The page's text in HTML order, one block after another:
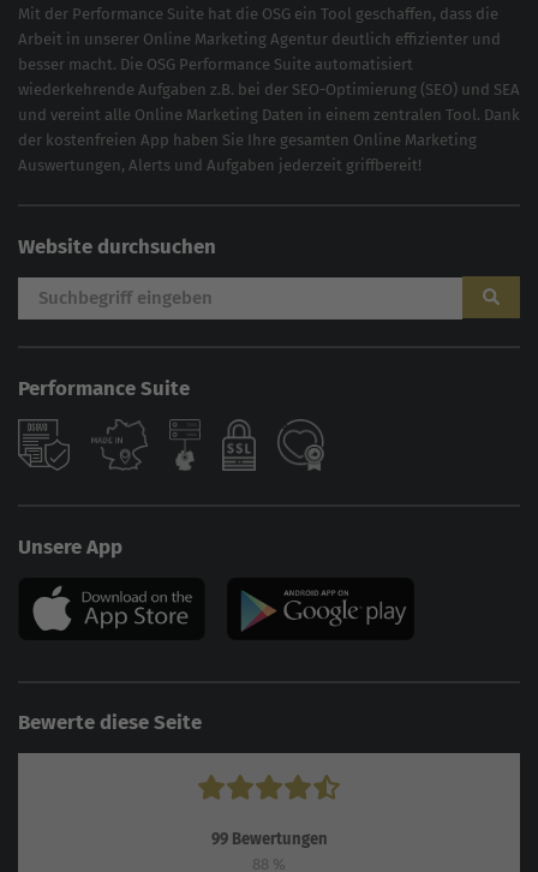
Mit der Performance Suite hat die OSG ein Tool geschaffen, dass die
Arbeit in unserer Online Marketing Agentur deutlich effizienter und
besser macht. Die OSG Performance Suite automatisiert
wiederkehrende Aufgaben z.B. bei der SEO-Optimierung (SEO) und SEA
und vereint alle Online Marketing Daten in einem zentralen Tool. Dank
der kostenfreien App haben Sie Ihre gesamten Online Marketing
Auswertungen, Alerts und Aufgaben jederzeit griffbereit!
Website durchsuchen
Performance Suite
Unsere App
Bewerte diese Seite
99Bewertungen
88 %